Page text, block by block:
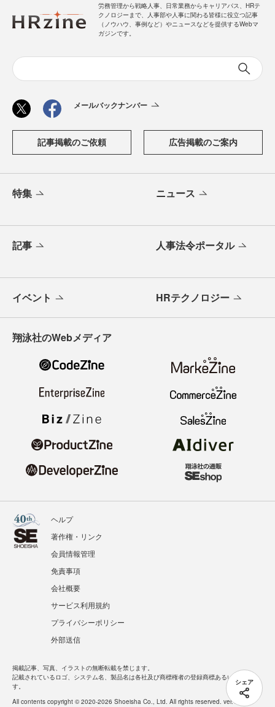
シェア
労務管理から戦略人事、日常業務からキャリアパス、HRテ
クノロジーまで、人事部や人事に関わる皆様に役立つ記事
（ノウハウ、事例など）やニュースなどを提供するWebマ
ガジンです。
メールバックナンバー
記事掲載のご依頼 広告掲載のご案内
特集 ニュース
記事 人事法令ポータル
イベント HRテクノロジー
翔泳社のWebメディア
ヘルプ
著作権・リンク
会員情報管理
免責事項
会社概要
サービス利用規約
プライバシーポリシー
外部送信
掲載記事、写真、イラストの無断転載を禁じます。
記載されているロゴ、システム名、製品名は各社及び商標権者の登録商標あるいは商標で
す。
All contents copyright © 2020-2026 Shoeisha Co., Ltd. All rights reserved. ver.1.5